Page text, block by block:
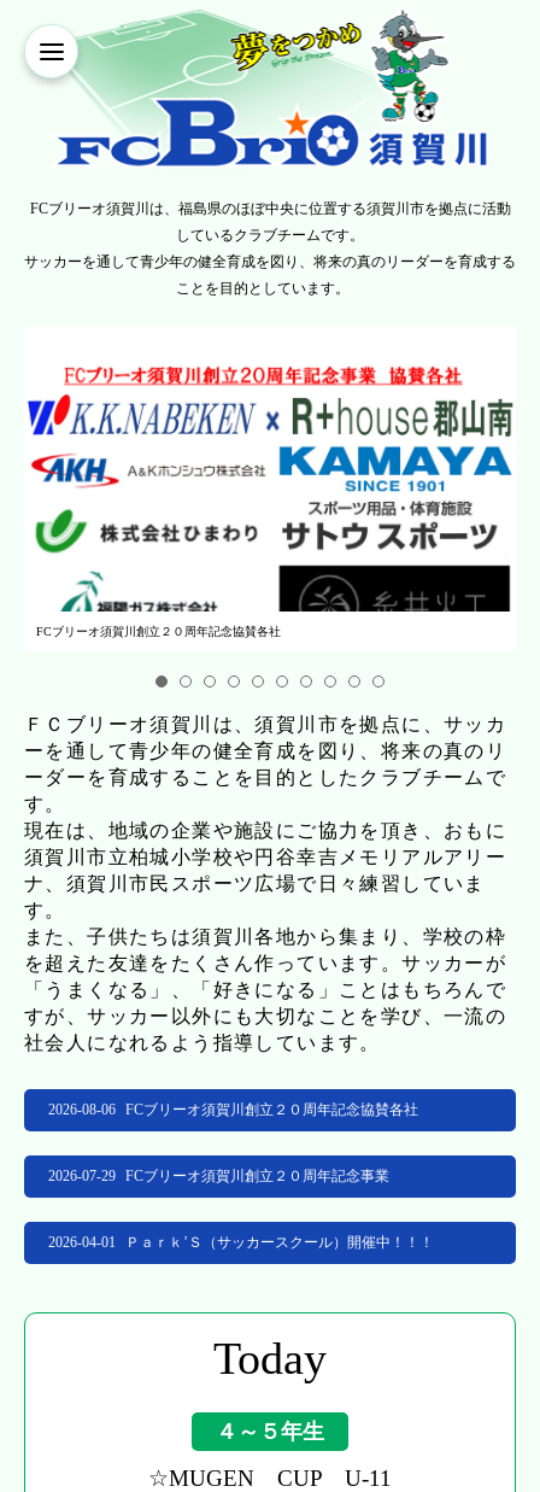
FCブリーオ須賀川は、福島県のほぼ中央に位置する須賀川市を拠点に活動
しているクラブチームです。
サッカーを通して青少年の健全育成を図り、将来の真のリーダーを育成する
ことを目的としています。
FCブリーオ須賀川創立２０周年記念協賛各社
FCブリーオ須賀川創立２０周年記念協賛各社
FCブリーオ須賀川創立２０周年記念協賛各社
２０２６年始動
2026県南リーグ キックオフ
2026県南リーグ キックオフ
集合写真
集合写真
中テレ・JA全農杯福島県U-12サッカー選手権大会
2025 OB交流会
ＦＣブリーオ須賀川は、須賀川市を拠点に、サッカ
ーを通して青少年の健全育成を図り、将来の真のリ
ーダーを育成することを目的としたクラブチームで
す。
現在は、地域の企業や施設にご協力を頂き、おもに
須賀川市立柏城小学校や円谷幸吉メモリアルアリー
ナ、須賀川市民スポーツ広場で日々練習していま
す。
また、子供たちは須賀川各地から集まり、学校の枠
を超えた友達をたくさん作っています。サッカーが
「うまくなる」、「好きになる」ことはもちろんで
すが、サッカー以外にも大切なことを学び、一流の
社会人になれるよう指導しています。
2026-08-06 FCブリーオ須賀川創立２０周年記念協賛各社
2026-07-29 FCブリーオ須賀川創立２０周年記念事業
2026-04-01 Ｐａｒｋ’Ｓ（サッカースクール）開催中！！！
Today
４～５年生
☆MUGEN CUP U-11